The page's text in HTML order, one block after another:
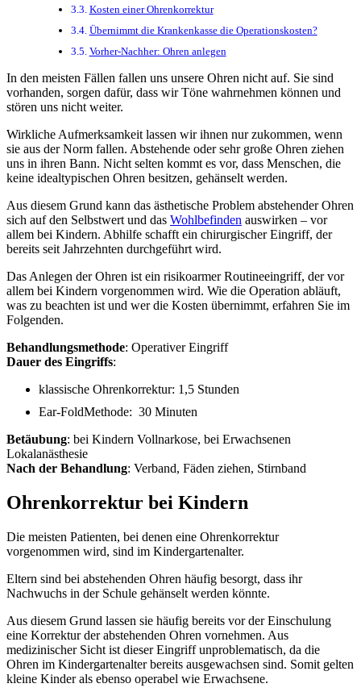
Kosten einer Ohrenkorrektur
Übernimmt die Krankenkasse die Operationskosten?
Vorher-Nachher: Ohren anlegen
In den meisten Fällen fallen uns unsere Ohren nicht auf. Sie sind
vorhanden, sorgen dafür, dass wir Töne wahrnehmen können und
stören uns nicht weiter.
Wirkliche Aufmerksamkeit lassen wir ihnen nur zukommen, wenn
sie aus der Norm fallen. Abstehende oder sehr große Ohren ziehen
uns in ihren Bann. Nicht selten kommt es vor, dass Menschen, die
keine idealtypischen Ohren besitzen, gehänselt werden.
Aus diesem Grund kann das ästhetische Problem abstehender Ohren
sich auf den Selbstwert und das Wohlbefinden auswirken – vor
allem bei Kindern. Abhilfe schafft ein chirurgischer Eingriff, der
bereits seit Jahrzehnten durchgeführt wird.
Das Anlegen der Ohren ist ein risikoarmer Routineeingriff, der vor
allem bei Kindern vorgenommen wird. Wie die Operation abläuft,
was zu beachten ist und wer die Kosten übernimmt, erfahren Sie im
Folgenden.
Behandlungsmethode: Operativer Eingriff
Dauer des Eingriffs:
klassische Ohrenkorrektur: 1,5 Stunden
Ear-FoldMethode: 30 Minuten
Betäubung: bei Kindern Vollnarkose, bei Erwachsenen
Lokalanästhesie
Nach der Behandlung: Verband, Fäden ziehen, Stirnband
Ohrenkorrektur bei Kindern
Die meisten Patienten, bei denen eine Ohrenkorrektur
vorgenommen wird, sind im Kindergartenalter.
Eltern sind bei abstehenden Ohren häufig besorgt, dass ihr
Nachwuchs in der Schule gehänselt werden könnte.
Aus diesem Grund lassen sie häufig bereits vor der Einschulung
eine Korrektur der abstehenden Ohren vornehmen. Aus
medizinischer Sicht ist dieser Eingriff unproblematisch, da die
Ohren im Kindergartenalter bereits ausgewachsen sind. Somit gelten
kleine Kinder als ebenso operabel wie Erwachsene.